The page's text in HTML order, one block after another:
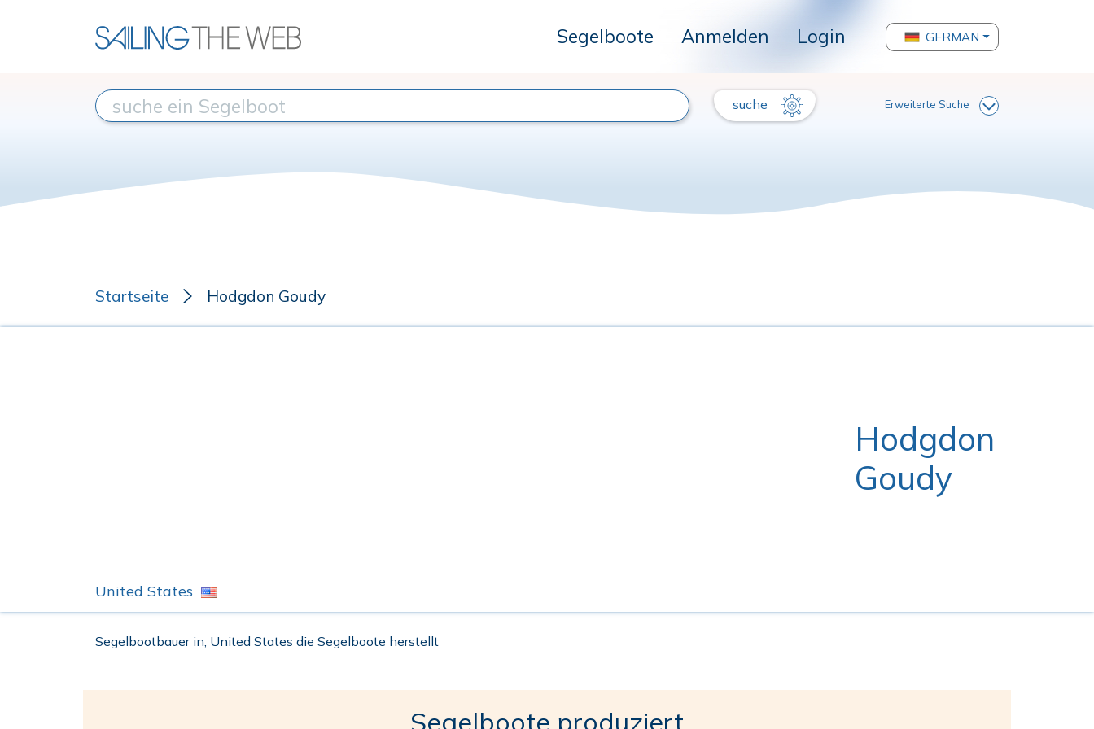
Segelboote Anmelden Login GERMAN
suche Erweiterte Suche
Startseite Hodgdon Goudy
Hodgdon
Goudy
United States
Segelbootbauer in, United States die Segelboote herstellt
Segelboote produziert